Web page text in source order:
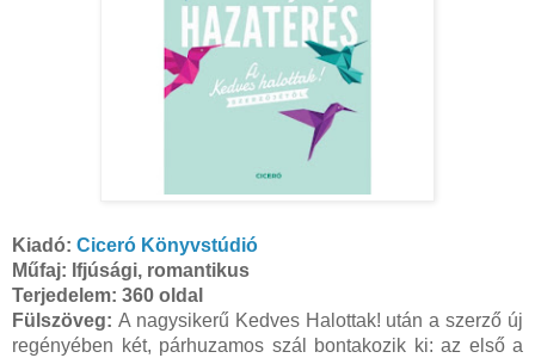
Kiadó: Ciceró Könyvstúdió
Műfaj: Ifjúsági, romantikus
Terjedelem: 360 oldal
Fülszöveg: A nagysikerű Kedves Halottak! után a szerző új
regényében két, párhuzamos szál bontakozik ki: az első a